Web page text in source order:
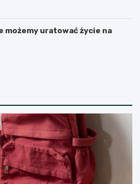
możemy uratować życie na